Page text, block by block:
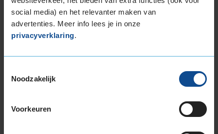
social media) en het relevanter maken van
advertenties. Meer info lees je in onze
privacyverklaring.
Noodzakelijk
Voorkeuren
EU Bandenlabel
Continental